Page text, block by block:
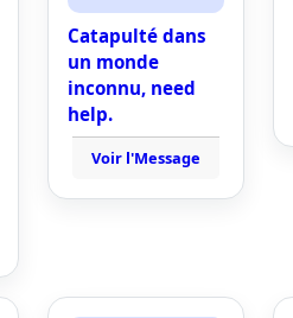
Catapulté dans
un monde
inconnu, need
help.
Voir l'Message